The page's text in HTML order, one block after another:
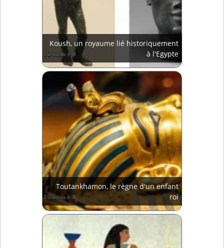
Koush, un royaume lié historiquement
à l'Egypte
Toutankhamon, le règne d'un enfant
roi